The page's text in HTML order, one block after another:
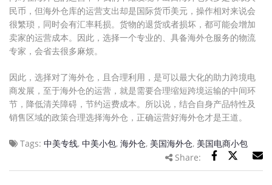
民币，但海外仓库的运营支出却是国际货币美元，操作相对来说会
很繁琐，同时会有汇率耗损。货物的退货或者损坏，都可能会增加
卖家的运营成本。因此，选择一个专业的、具备海外仓服务的物流
专家，会省去很多麻烦。
因此，选择对了海外仓，且合理利用，是可以最大化的助力跨境电
商发展，至于海外仓的运营，就是需要合理缩短跨境运输的中间环
节，降低清关障碍，节约运费成本。所以说，结合自身产品特性及
销售区域的政策合理选择海外仓，正确运营好海外仓才是王道。
Tags: 中美专线, 中美小包, 海外仓, 美国海外仓, 美国电商小包
Share: